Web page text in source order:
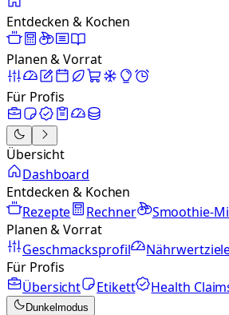
Entdecken & Kochen
Planen & Vorrat
Für Profis
Übersicht
Dashboard
Entdecken & Kochen
Rezepte
Rechner Smoothie-
Planen & Vorrat
Geschmacksprofil
Für Profis
Übersicht
Etikett Health
Dunkelmodus